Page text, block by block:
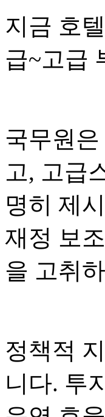
지금 호
급~고급
국무원
고, 고급
명히 제
재정 보
을 고취
정책적
니다. 투